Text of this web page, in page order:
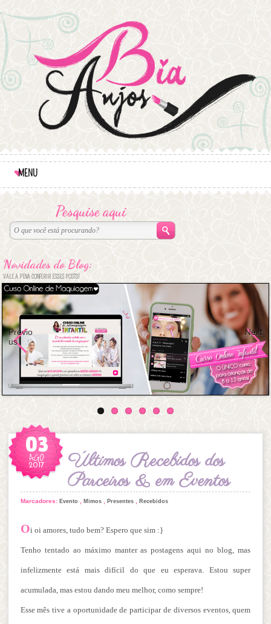
MENU
Pesquise aqui
Novidades do Blog:
VALE A PENA CONFERIR ESSES POSTS!
Previo
us
Next
03
AGO
2017
Últimos Recebidos dos
Parceiros & em Eventos
Marcadores: Evento Mimos, Presentes, Recebidos
Oi oi amores, tudo bem? Espero que sim :}
Tenho tentado ao máximo manter as postagens aqui no blog, mas
infelizmente está mais difícil do que eu esperava. Estou super
acumulada, mas estou dando meu melhor, como sempre!
Esse mês tive a oportunidade de participar de diversos eventos, quem